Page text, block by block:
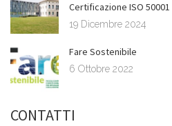
Certificazione ISO
19 Dicembre 2024
Fare Sostenibile
6 Ottobre 2022
CONTATTI